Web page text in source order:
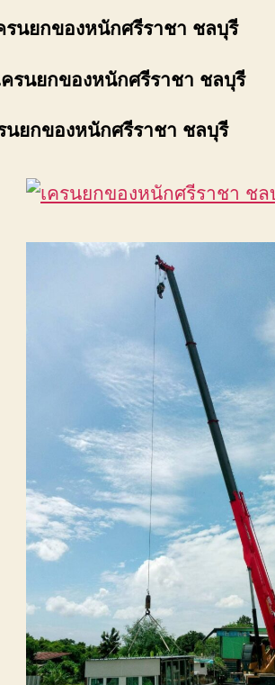
รนยกของหนักศรีราชา ชลบุรี
ครนยกของหนักศรีราชา ชลบุรี
นยกของหนักศรีราชา ชลบุรี